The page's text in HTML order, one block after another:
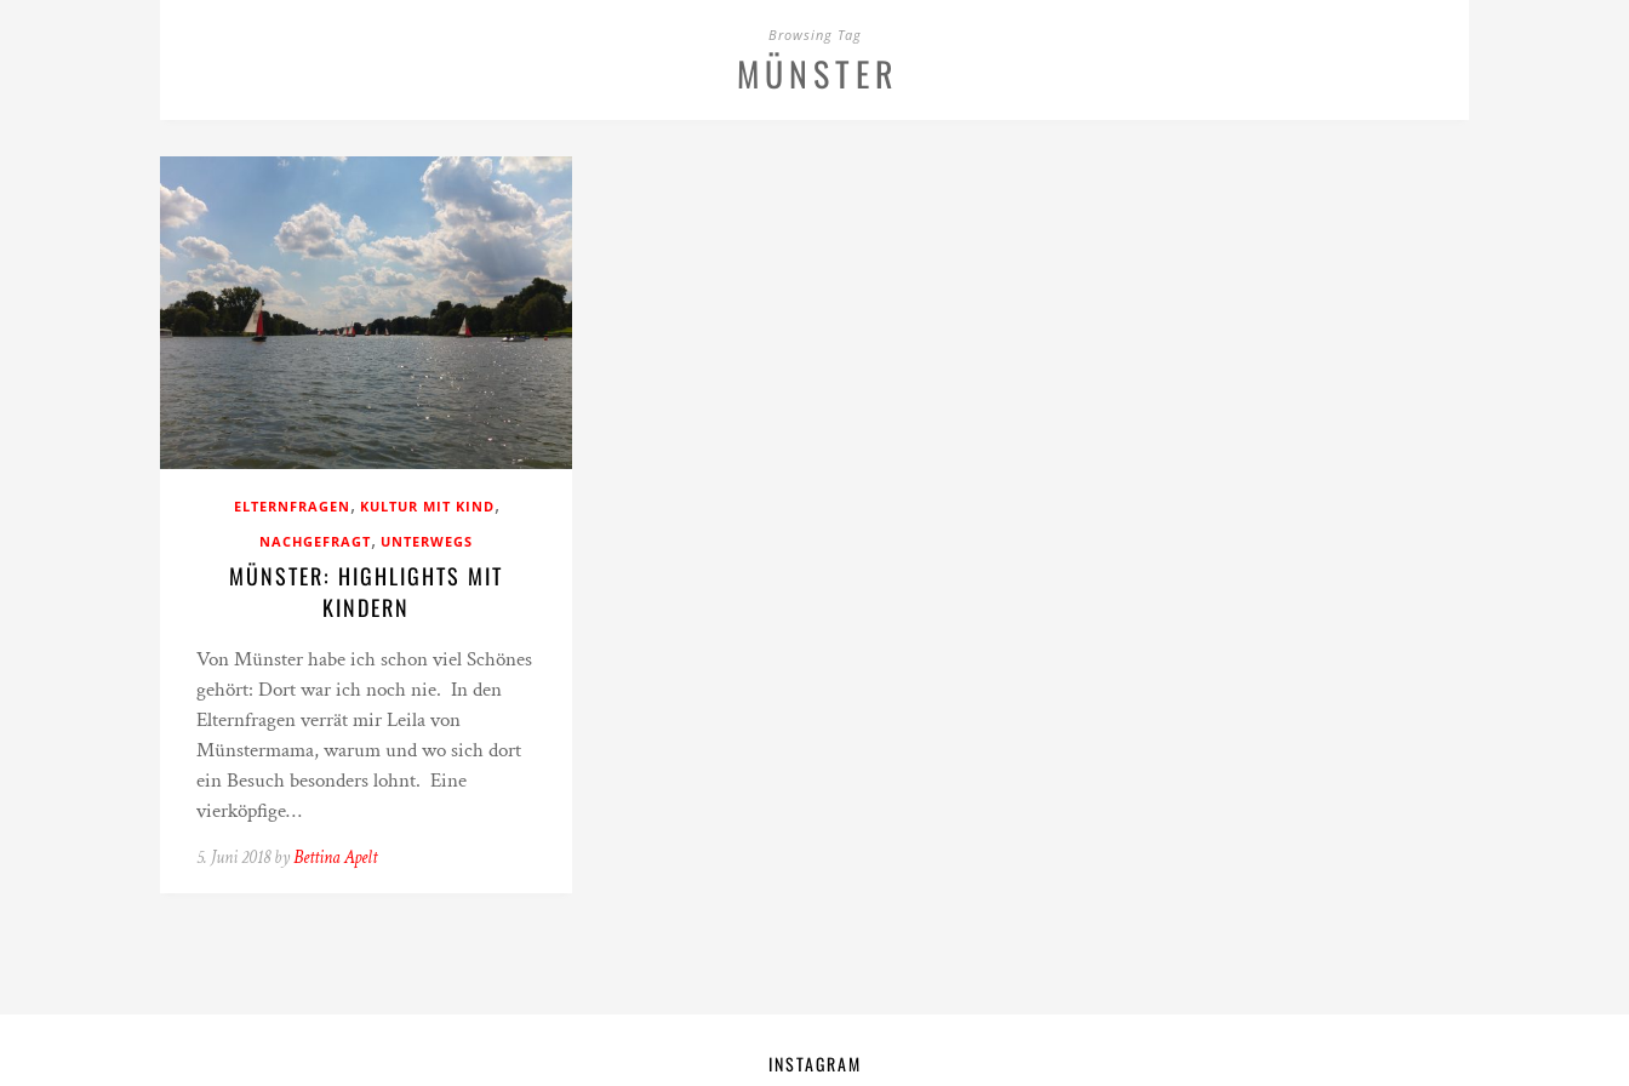
Browsing Tag
MÜNSTER
ELTERNFRAGEN , KULTUR MIT KIND,
NACHGEFRAGT, UNTERWEGS
MÜNSTER: HIGHLIGHTS MIT
KINDERN
Von Münster habe ich schon viel Schönes
gehört: Dort war ich noch nie. In den
Elternfragen verrät mir Leila von
Münstermama, warum und wo sich dort
ein Besuch besonders lohnt. Eine
vierköpfige…
5. Juni 2018 byBettina Apelt
INSTAGRAM